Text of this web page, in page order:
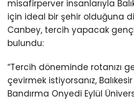
misafirperver insanlarıyla
için ideal bir şehir olduğuna
Canbey, tercih yapacak
bulundu:
“Tercih döneminde rotanızı
çevirmek istiyorsanız,
Bandırma Onyedi Eylül